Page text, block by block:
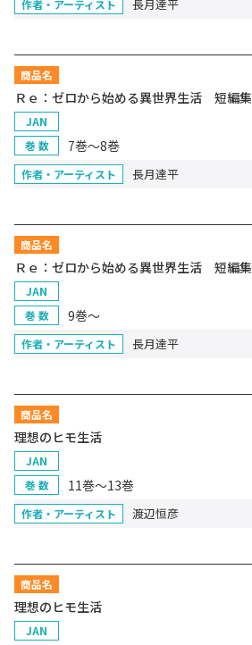
作者・アーティスト 長月達平
商品名
Ｒｅ：ゼロから始める異世界生活 短編集
JAN
巻 数
7巻～8巻
作者・アーティスト 長月達平
商品名
Ｒｅ：ゼロから始める異世界生活 短編集
JAN
巻 数
9巻～
作者・アーティスト 長月達平
商品名
理想のヒモ生活
JAN
巻 数
11巻～13巻
作者・アーティスト 渡辺恒彦
商品名
理想のヒモ生活
JAN